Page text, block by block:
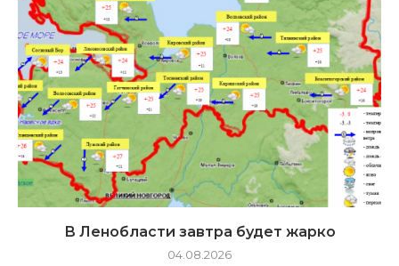
В Ленобласти завтра будет жарко
04.08.2026